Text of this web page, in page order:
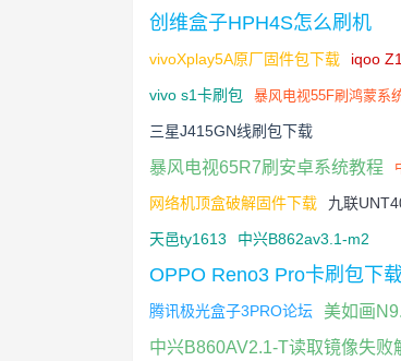
创维盒子HPH4S怎么刷机
vivoXplay5A原厂固件包下载 iqoo
vivo s1卡刷包 暴风电视55F刷鸿蒙系
三星J415GN线刷包下载
暴风电视65R7刷安卓系统教程
网络机顶盒破解固件下载 九联
天邑ty1613 中兴B862av3.1-m2
OPPO Reno3 Pro卡刷包下
腾讯极光盒子3PRO论坛
美如画
中兴B860AV2.1-T读取镜像失败